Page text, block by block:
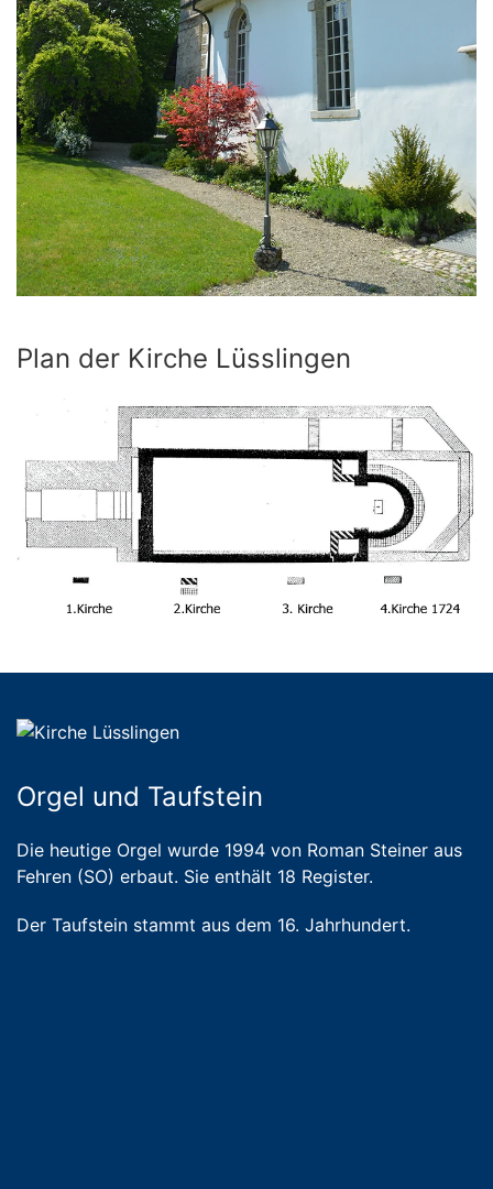
Plan der Kirche Lüsslingen
Orgel und Taufstein
Die heutige Orgel wurde 1994 von Roman Steiner aus
Fehren (SO) erbaut. Sie enthält 18 Register.
Der Taufstein stammt aus dem 16. Jahrhundert.